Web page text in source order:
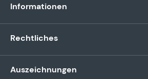
Informationen
Rechtliches
Auszeichnungen